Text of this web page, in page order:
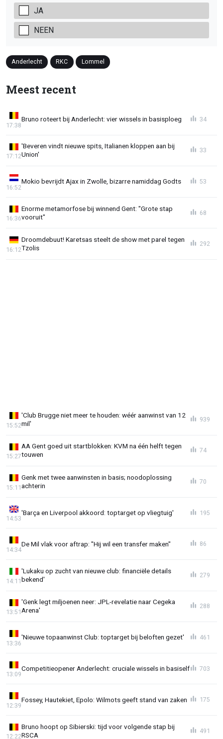
JA
NEEN
Anderlecht RKC Lommel
Meest recent
Bruno roteert bij Anderlecht: vier wissels in basisploeg
17:38
34
'Beveren vindt nieuwe spits, Italianen kloppen aan bij
Union'
17:12
33
Mokio bevrijdt Ajax in Zwolle, bizarre namiddag Godts
16:52
53
Enorme metamorfose bij winnend Gent: "Grote stap
vooruit"
16:36
68
Droomdebuut! Karetsas steelt de show met parel tegen
Tzolis
16:12
292
'Club Brugge niet meer te houden: wéér aanwinst van 12
mil'
15:52
939
AA Gent goed uit startblokken: KVM na één helft tegen
touwen
15:27
74
Genk met twee aanwinsten in basis; noodoplossing
achterin
15:11
70
'Barça en Liverpool akkoord: toptarget op vliegtuig'
14:53
195
De Mil vlak voor aftrap: "Hij wil een transfer maken"
14:34
86
'Lukaku op zucht van nieuwe club: financiële details
bekend'
14:11
279
'Genk legt miljoenen neer: JPL-revelatie naar Cegeka
Arena'
13:51
288
'Nieuwe topaanwinst Club: toptarget bij beloften gezet'
13:36
461
Competitieopener Anderlecht: cruciale wissels in basiself
13:09
703
Fossey, Hautekiet, Epolo: Wilmots geeft stand van zaken
12:39
175
Bruno hoopt op Sibierski: tijd voor volgende stap bij
RSCA
12:22
491